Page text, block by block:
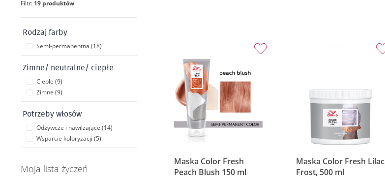
Maska Color Fresh
Peach Blush 150 ml
Maska Color Fresh Lilac
Frost, 500 ml
Filtr: 19 produktów
Rodzaj farby
Semi-permanentna (18)
Zimne/ neutralne/ ciepłe
Ciepłe (9)
Zimne (9)
Potrzeby włosów
Odżywcze i nawilżające (14)
Wsparcie koloryzacji (5)
Moja lista życzeń